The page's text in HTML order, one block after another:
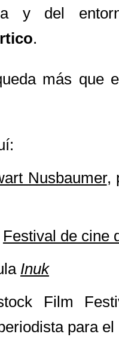
y del
.
más que
Nusbaumer,
Festival de cine
Inuk
Film
para el